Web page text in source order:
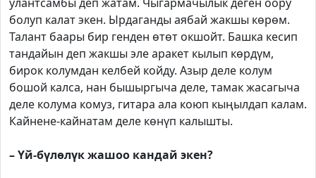
болуп калат экен. Ырдаганды аябай жакшы көрөм.
Талант баары бир генден өтөт окшойт. Башка кесип
тандайын деп жакшы эле аракет кылып көрдүм,
бирок колумдан келбей койду. Азыр деле колум
бошой калса, нан бышыргыча деле, тамак жасагыча
деле колума комуз, гитара ала коюп кыңылдап калам.
Кайнене-кайнатам деле көнүп калышты.
– Үй-бүлөлүк жашоо кандай экен?